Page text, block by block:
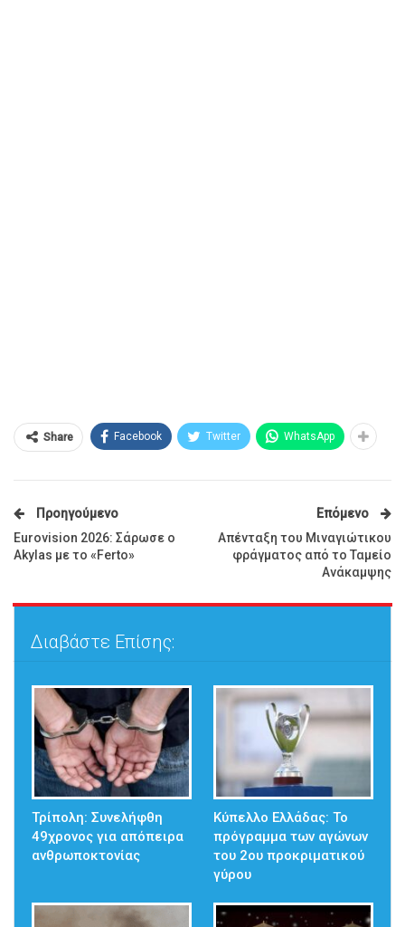
Share Facebook Twitter WhatsApp
Προηγούμενο
Eurovision 2026: Σάρωσε ο
Akylas με το «Ferto»
Επόμενο
Απένταξη του Μιναγιώτικου
φράγματος από το Ταμείο
Ανάκαμψης
Διαβάστε Επίσης:
Τρίπολη: Συνελήφθη
49χρονος για απόπειρα
ανθρωποκτονίας
Κύπελλο Ελλάδας: Το
πρόγραμμα των αγώνων
του 2ου προκριματικού
γύρου